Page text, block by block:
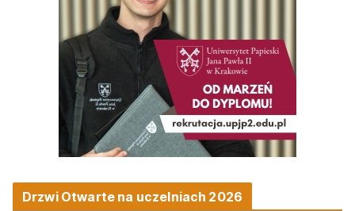
Drzwi Otwarte na uczelniach 2026